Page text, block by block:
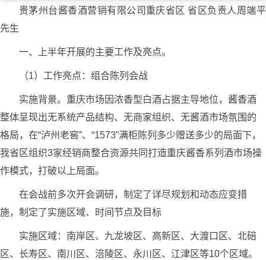
贵茅州台酱香酒营销有限公司重庆省区 省区负责人周端平
先生
一、上半年开展的主要工作及亮点。
（1）工作亮点：组合陈列会战
实施背景。重庆市场因浓香型白酒占据主导地位，酱香酒
整体呈现出无系统产品结构、无商家组织、无酱酒市场氛围的
格局，在“泸州老窖”、“1573”满柜陈列多少赠送多少的局面下，
我省区组织3家经销商整合资源共同打造重庆酱香系列酒市场操
作模式，打破以上局面。
在会战前多次开会调研，制定了详尽规划和动态应变措
施，制定了实施区域、时间节点及目标
实施区域：南岸区、九龙坡区、高新区、大渡口区、北碚
区、长寿区、南川区、涪陵区、永川区、江津区等10个区域。